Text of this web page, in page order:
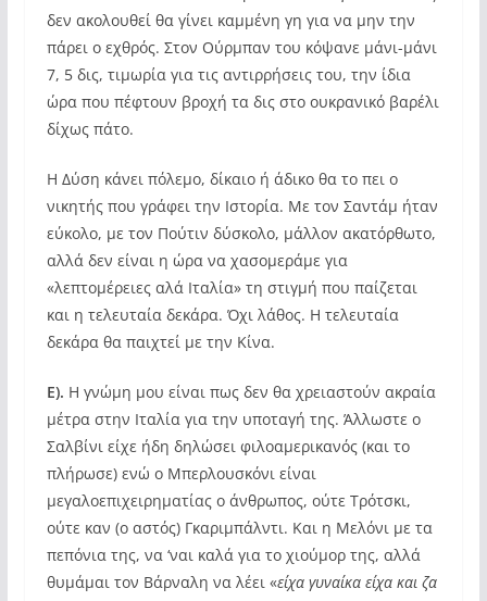
δεν ακολουθεί θα γίνει καμμένη γη για να μην την
πάρει ο εχθρός. Στον Ούρμπαν του κόψανε μάνι-μάνι
7, 5 δις, τιμωρία για τις αντιρρήσεις του, την ίδια
ώρα που πέφτουν βροχή τα δις στο ουκρανικό βαρέλι
δίχως πάτο.
Η Δύση κάνει πόλεμο, δίκαιο ή άδικο θα το πει ο
νικητής που γράφει την Ιστορία. Με τον Σαντάμ ήταν
εύκολο, με τον Πούτιν δύσκολο, μάλλον ακατόρθωτο,
αλλά δεν είναι η ώρα να χασομεράμε για
«λεπτομέρειες αλά Ιταλία» τη στιγμή που παίζεται
και η τελευταία δεκάρα. Όχι λάθος. Η τελευταία
δεκάρα θα παιχτεί με την Κίνα.
Ε). Η γνώμη μου είναι πως δεν θα χρειαστούν ακραία
μέτρα στην Ιταλία για την υποταγή της. Άλλωστε ο
Σαλβίνι είχε ήδη δηλώσει φιλοαμερικανός (και το
πλήρωσε) ενώ ο Μπερλουσκόνι είναι
μεγαλοεπιχειρηματίας ο άνθρωπος, ούτε Τρότσκι,
ούτε καν (ο αστός) Γκαριμπάλντι. Και η Μελόνι με τα
πεπόνια της, να ‘ναι καλά για το χιούμορ της, αλλά
θυμάμαι τον Βάρναλη να λέει «είχα γυναίκα είχα και ζα